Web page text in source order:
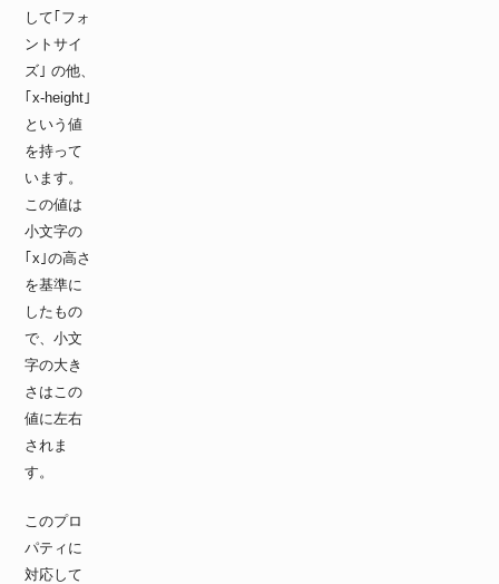
して｢フォ
ントサイ
ズ｣ の他、
｢x-height｣
という値
を持って
います。
この値は
小文字の
｢x｣の高さ
を基準に
したもの
で、小文
字の大き
さはこの
値に左右
されま
す。
このプロ
パティに
対応して